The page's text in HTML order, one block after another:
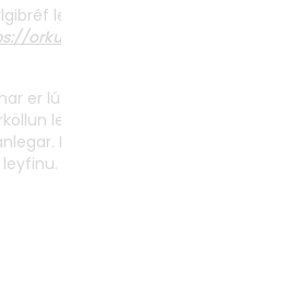
leyfisins er að finna á vef
orkustofnun.is/licenses/OS-
er lúta að veitingu,
leitar,- rannsóknar- og
Nánari upplýsingar um